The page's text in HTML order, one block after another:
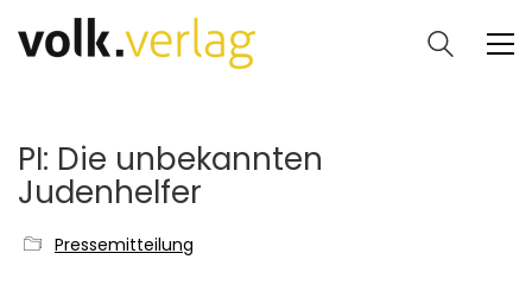
PI: Die unbekannten
Judenhelfer
Pressemitteilung